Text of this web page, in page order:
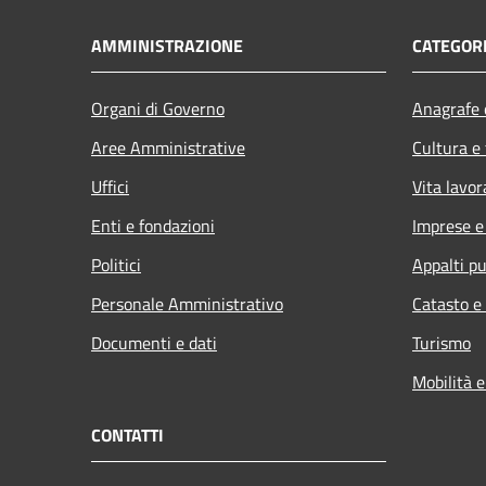
AMMINISTRAZIONE
Organi di Governo
Aree Amministrative
Uffici
Enti e fondazioni
Politici
Personale Amministrativo
Documenti e dati
Cultura
Vita
Imprese
Appalti
Catasto
Turismo
Mobilità
CONTATTI